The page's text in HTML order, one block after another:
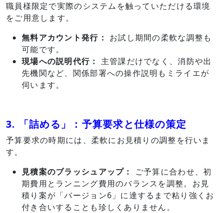
職員様限定で実際のシステムを触っていただける環境
をご用意します。
無料アカウント発行： お試し期間の柔軟な調整も
可能です。
現場への説明代行：
主管課だけでなく、消防や出
先機関など、関係部署への操作説明もミライエが
伺います。
3. 「詰める」：予算要求と仕様の策定
予算要求の時期には、柔軟にお見積りの調整を行いま
す。
見積案のブラッシュアップ：
ご予算に合わせ、初
期費用とランニング費用のバランスを調整。お見
積り案が「バージョン6」に達するまで粘り強くお
付き合いすることも珍しくありません。